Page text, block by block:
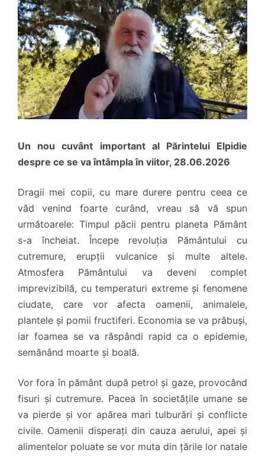
Un nou cuvânt important al Părintelui Elpidie
despre ce se va întâmpla în viitor, 28.06.2026
Dragii mei copii, cu mare durere pentru ceea ce
văd venind foarte curând, vreau să vă spun
următoarele: Timpul păcii pentru planeta Pământ
s-a încheiat. Începe revoluția Pământului cu
cutremure, erupții vulcanice și multe altele.
Atmosfera Pământului va deveni complet
imprevizibilă, cu temperaturi extreme și fenomene
ciudate, care vor afecta oamenii, animalele,
plantele și pomii fructiferi. Economia se va prăbuși,
iar foamea se va răspândi rapid ca o epidemie,
semănând moarte și boală.
Vor fora în pământ după petrol și gaze, provocând
fisuri și cutremure. Pacea în societățile umane se
va pierde și vor apărea mari tulburări și conflicte
civile. Oamenii disperați din cauza aerului, apei și
alimentelor poluate se vor muta din țările lor natale